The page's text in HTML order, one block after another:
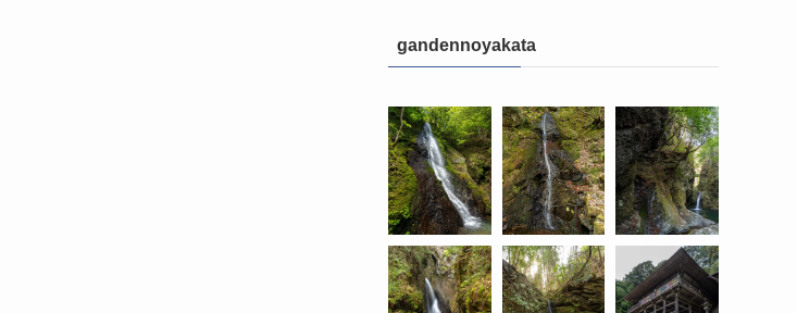
gandennoyakata